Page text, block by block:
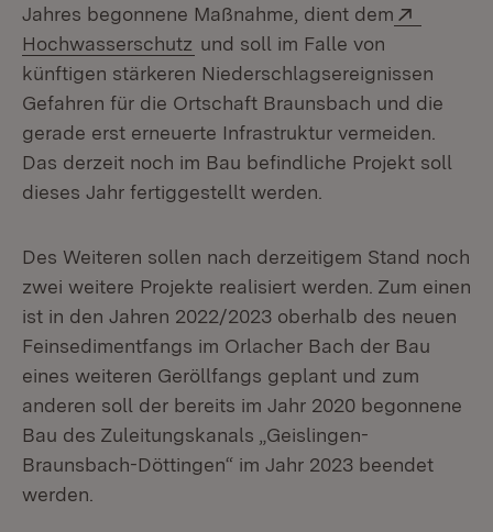
Jahres begonnene Maßnahme, dient dem
Hochwasserschutz (Öffnet in neuem Fenster)
und soll im Falle von
künftigen stärkeren Niederschlagsereignissen
Gefahren für die Ortschaft Braunsbach und die
gerade erst erneuerte Infrastruktur vermeiden.
Das derzeit noch im Bau befindliche Projekt soll
dieses Jahr fertiggestellt werden.
Des Weiteren sollen nach derzeitigem Stand noch
zwei weitere Projekte realisiert werden. Zum einen
ist in den Jahren 2022/2023 oberhalb des neuen
Feinsedimentfangs im Orlacher Bach der Bau
eines weiteren Geröllfangs geplant und zum
anderen soll der bereits im Jahr 2020 begonnene
Bau des Zuleitungskanals „Geislingen-
Braunsbach-Döttingen“ im Jahr 2023 beendet
werden.